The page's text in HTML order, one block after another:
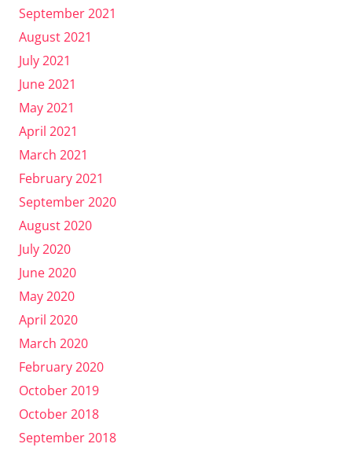
September 2021
August 2021
July 2021
June 2021
May 2021
April 2021
March 2021
February 2021
September 2020
August 2020
July 2020
June 2020
May 2020
April 2020
March 2020
February 2020
October 2019
October 2018
September 2018